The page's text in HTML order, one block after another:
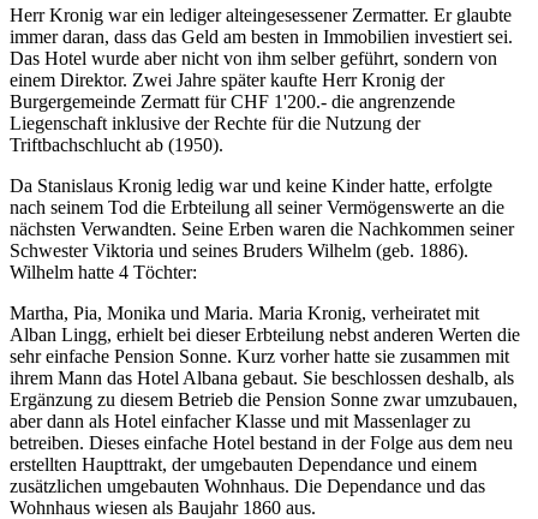
Herr Kronig war ein lediger alteingesessener Zermatter. Er glaubte
immer daran, dass das Geld am besten in Immobilien investiert sei.
Das Hotel wurde aber nicht von ihm selber geführt, sondern von
einem Direktor. Zwei Jahre später kaufte Herr Kronig der
Burgergemeinde Zermatt für CHF 1'200.- die angrenzende
Liegenschaft inklusive der Rechte für die Nutzung der
Triftbachschlucht ab (1950).
Da Stanislaus Kronig ledig war und keine Kinder hatte, erfolgte
nach seinem Tod die Erbteilung all seiner Vermögenswerte an die
nächsten Verwandten. Seine Erben waren die Nachkommen seiner
Schwester Viktoria und seines Bruders Wilhelm (geb. 1886).
Wilhelm hatte 4 Töchter:
Martha, Pia, Monika und Maria. Maria Kronig, verheiratet mit
Alban Lingg, erhielt bei dieser Erbteilung nebst anderen Werten die
sehr einfache Pension Sonne. Kurz vorher hatte sie zusammen mit
ihrem Mann das Hotel Albana gebaut. Sie beschlossen deshalb, als
Ergänzung zu diesem Betrieb die Pension Sonne zwar umzubauen,
aber dann als Hotel einfacher Klasse und mit Massenlager zu
betreiben. Dieses einfache Hotel bestand in der Folge aus dem neu
erstellten Haupttrakt, der umgebauten Dependance und einem
zusätzlichen umgebauten Wohnhaus. Die Dependance und das
Wohnhaus wiesen als Baujahr 1860 aus.